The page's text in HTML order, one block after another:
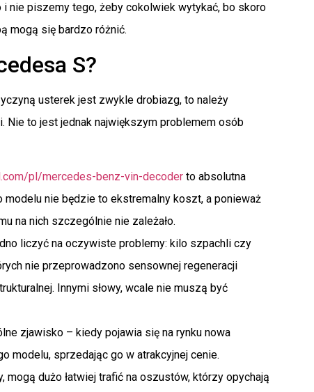
nie piszemy tego, żeby cokolwiek wytykać, bo skoro
mogą się bardzo różnić.
S?
usterek jest zwykle drobiazg, to należy
Nie to jest jednak największym problemem osób
pl/mercedes-benz-vin-decoderto absolutna
modelu nie będzie to ekstremalny koszt, a ponieważ
na nich szczególnie nie zależało.
liczyć na oczywiste problemy: kilo szpachli czy
nie przeprowadzono sensownej regeneracji
Innymi słowy, wcale nie muszą być
zjawisko – kiedy pojawia się na rynku nowa
modelu, sprzedając go w atrakcyjnej cenie.
dużo łatwiej trafić na oszustów, którzy opychają